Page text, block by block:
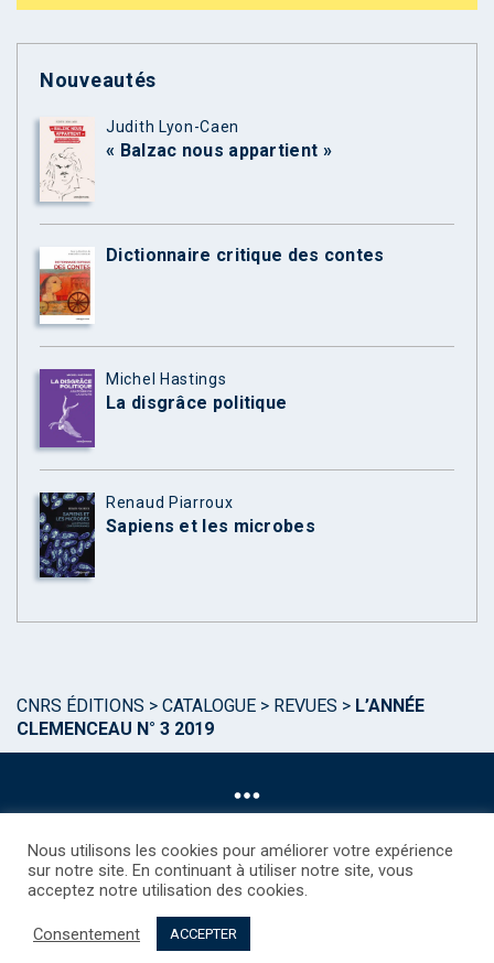
Nouveautés
Judith Lyon-Caen
« Balzac nous appartient »
Dictionnaire critique des contes
Michel Hastings
La disgrâce politique
Renaud Piarroux
Sapiens et les microbes
CNRS ÉDITIONS > CATALOGUE > REVUES > L’ANNÉE
CLEMENCEAU N° 3 2019
©CNRS EDITIONS 2025
Droits étrangers / Foreign rights
Nous utilisons les cookies pour améliorer votre expérience
sur notre site. En continuant à utiliser notre site, vous
acceptez notre utilisation des cookies.
Consentement ACCEPTER